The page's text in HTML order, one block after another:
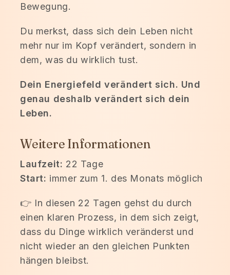
Bewegung.
Du merkst, dass sich dein Leben nicht
mehr nur im Kopf verändert, sondern in
dem, was du wirklich tust.
Dein Energiefeld verändert sich. Und
genau deshalb verändert sich dein
Leben.
Weitere Informationen
Laufzeit: 22 Tage
Start: immer zum 1. des Monats möglich
👉 In diesen 22 Tagen gehst du durch
einen klaren Prozess, in dem sich zeigt,
dass du Dinge wirklich veränderst und
nicht wieder an den gleichen Punkten
hängen bleibst.